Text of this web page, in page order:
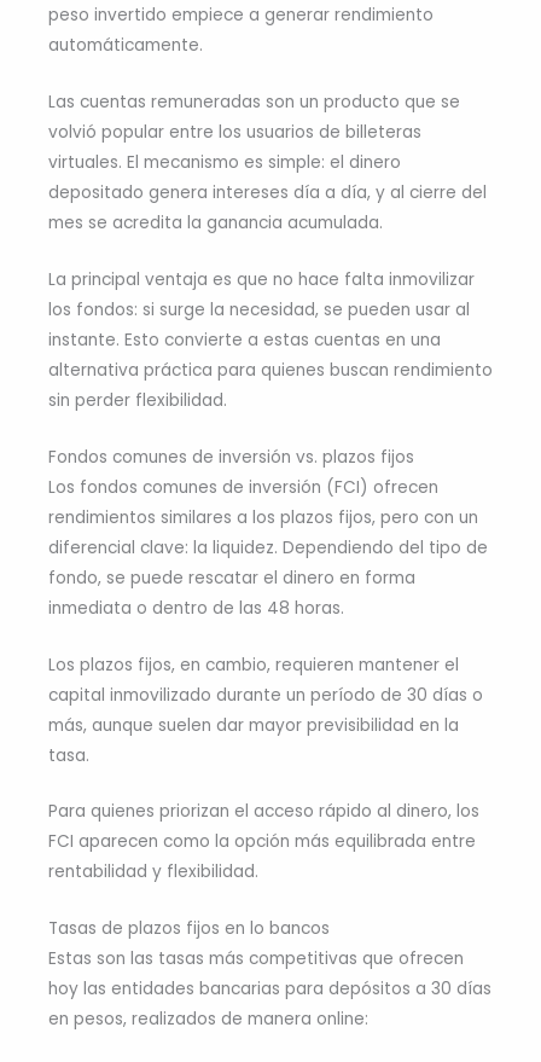
peso invertido empiece a generar rendimiento
automáticamente.
Las cuentas remuneradas son un producto que se
volvió popular entre los usuarios de billeteras
virtuales. El mecanismo es simple: el dinero
depositado genera intereses día a día, y al cierre del
mes se acredita la ganancia acumulada.
La principal ventaja es que no hace falta inmovilizar
los fondos: si surge la necesidad, se pueden usar al
instante. Esto convierte a estas cuentas en una
alternativa práctica para quienes buscan rendimiento
sin perder flexibilidad.
Fondos comunes de inversión vs. plazos fijos
Los fondos comunes de inversión (FCI) ofrecen
rendimientos similares a los plazos fijos, pero con un
diferencial clave: la liquidez. Dependiendo del tipo de
fondo, se puede rescatar el dinero en forma
inmediata o dentro de las 48 horas.
Los plazos fijos, en cambio, requieren mantener el
capital inmovilizado durante un período de 30 días o
más, aunque suelen dar mayor previsibilidad en la
tasa.
Para quienes priorizan el acceso rápido al dinero, los
FCI aparecen como la opción más equilibrada entre
rentabilidad y flexibilidad.
Tasas de plazos fijos en lo bancos
Estas son las tasas más competitivas que ofrecen
hoy las entidades bancarias para depósitos a 30 días
en pesos, realizados de manera online: